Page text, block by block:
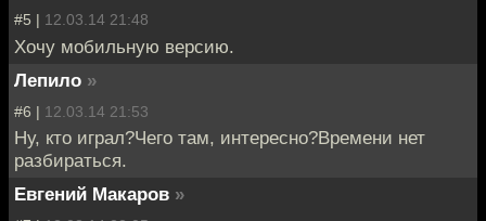
#5 | 12.03.14 21:48
Хочу мобильную версию.
Лепило »
#6 | 12.03.14 21:53
Ну, кто играл?Чего там, интересно?Времени нет
разбираться.
Евгений Макаров »